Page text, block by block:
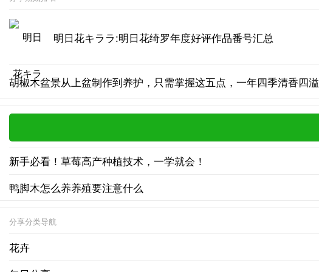
明日花キララ:明日花绮罗年度好评作品番号汇总
胡椒木盆景从上盆制作到养护，只需掌握这五点，一年四季清香四溢
新手必看！草莓高产种植技术，一学就会！
鸭脚木怎么养养殖要注意什么
分享分类导航
花卉